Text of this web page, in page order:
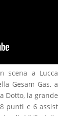
scena a Lucca
Gesam Gas, a
Dotto, la grande
punti e 6 assist